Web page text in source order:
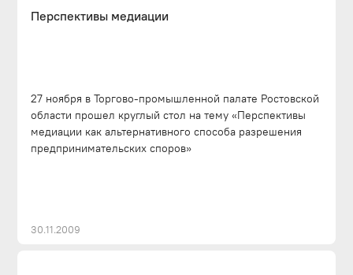
Перспективы медиации
27 ноября в Торгово-промышленной палате Ростовской
области прошел круглый стол на тему «Перспективы
медиации как альтернативного способа разрешения
предпринимательских споров»
30.11.2009